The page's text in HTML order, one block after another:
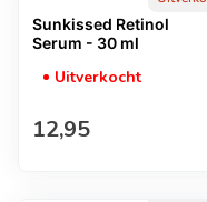
Sunkissed Retinol
Serum - 30 ml
Uitverkocht
Normale prijs
12,95